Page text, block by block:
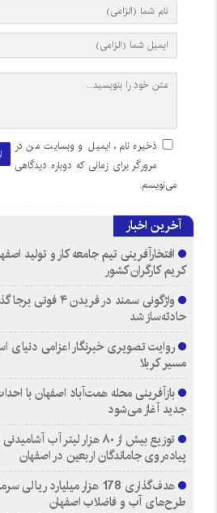
ذخیره نام، ایمیل و وبسایت من در
مرورگر برای زمانی که دوباره دیدگاهی
می‌نویسم.
آخرین اخبار
افتخارآفرینی تیم جامعه کار و تولید
کریم کارگران کشور
واژگونی سمند در
حادثه‌ساز شد
روایت تصویری خبرنگار اعزامی دنیای
مسیر کربلا
جدید آغاز می‌شود
توزیع بیش از ۸۰ هزار لیتر آب
پیاده‌روی جاماندگان اربعین در اصفهان
هدف‌گذاری 178 هزار میلیارد
طرح‌های آب و فاضلاب اصفهان